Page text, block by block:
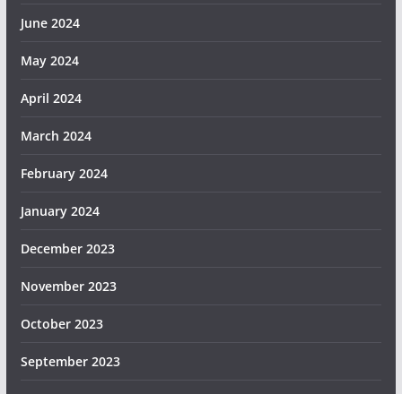
June 2024
May 2024
April 2024
March 2024
February 2024
January 2024
December 2023
November 2023
October 2023
September 2023